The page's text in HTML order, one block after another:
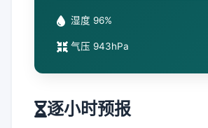
湿度 96%
气压 943hPa
逐小时预报